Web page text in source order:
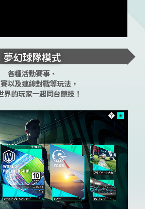
夢幻球隊模式
各種活動賽事、
以及連線對戰等玩法，
界的玩家一起同台競技！